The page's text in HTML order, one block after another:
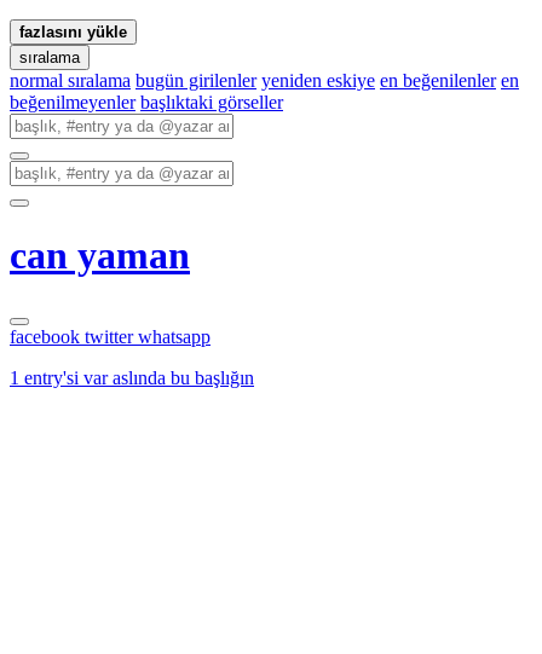
fazlasını yükle
sıralama
normal sıralama bugün girilenler yeniden eskiye en beğenilenler en
beğenilmeyenler başlıktaki görseller
can yaman
facebook twitterwhatsapp
1 entry'si var aslında bu başlığın